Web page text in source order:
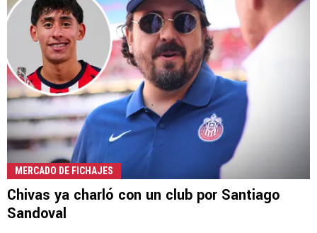
MERCADO DE FICHAJES
Chivas ya charló con un club por Santiago
Sandoval